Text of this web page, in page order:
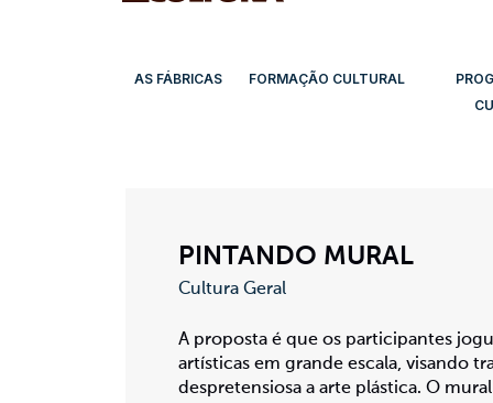
AS FÁBRICAS FORMAÇÃO CULTURAL
PINTANDO MURAL
Cultura Geral
A proposta é que os participantes
artísticas em grande escala, visando
despretensiosa a arte plástica. O